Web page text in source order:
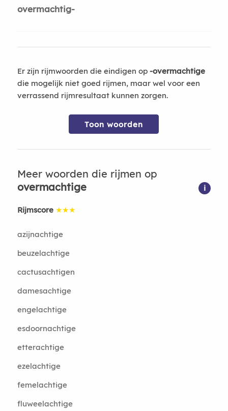
overmachtig-
Er zijn rijmwoorden die eindigen op -overmachtige
die mogelijk niet goed rijmen, maar wel voor een
verrassend rijmresultaat kunnen zorgen.
Toon woorden
Meer woorden die rijmen op
overmachtige
i
Rijmscore ★★★
azijnachtige
beuzelachtige
cactusachtigen
damesachtige
engelachtige
esdoornachtige
etterachtige
ezelachtige
femelachtige
fluweelachtige